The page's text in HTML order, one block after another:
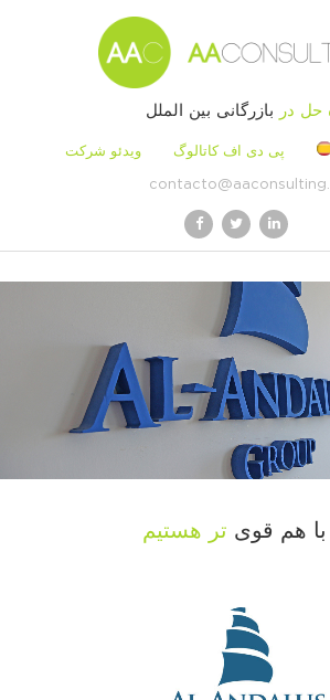
حل در بازرگانی بین الملل
ویدئو شرکت پی دی اف کاتالوگ
با هم قوی تر هستیم